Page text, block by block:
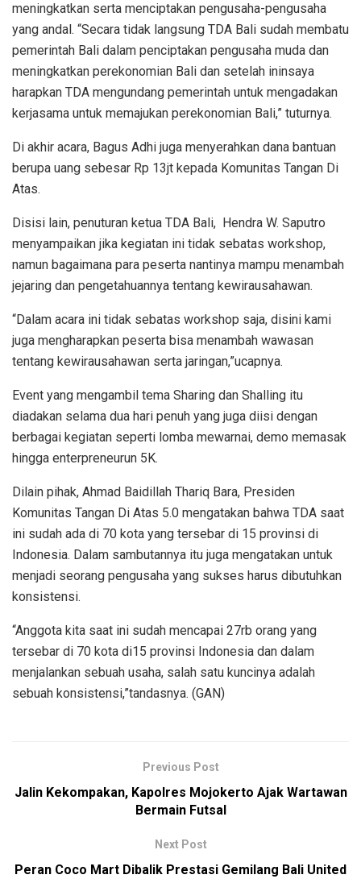
meningkatkan serta menciptakan pengusaha-pengusaha
yang andal. “Secara tidak langsung TDA Bali sudah membatu
pemerintah Bali dalam penciptakan pengusaha muda dan
meningkatkan perekonomian Bali dan setelah ininsaya
harapkan TDA mengundang pemerintah untuk mengadakan
kerjasama untuk memajukan perekonomian Bali,” tuturnya.
Di akhir acara, Bagus Adhi juga menyerahkan dana bantuan
berupa uang sebesar Rp 13jt kepada Komunitas Tangan Di
Atas.
Disisi lain, penuturan ketua TDA Bali, Hendra W. Saputro
menyampaikan jika kegiatan ini tidak sebatas workshop,
namun bagaimana para peserta nantinya mampu menambah
jejaring dan pengetahuannya tentang kewirausahawan.
“Dalam acara ini tidak sebatas workshop saja, disini kami
juga mengharapkan peserta bisa menambah wawasan
tentang kewirausahawan serta jaringan,”ucapnya.
Event yang mengambil tema Sharing dan Shalling itu
diadakan selama dua hari penuh yang juga diisi dengan
berbagai kegiatan seperti lomba mewarnai, demo memasak
hingga enterpreneurun 5K.
Dilain pihak, Ahmad Baidillah Thariq Bara, Presiden
Komunitas Tangan Di Atas 5.0 mengatakan bahwa TDA saat
ini sudah ada di 70 kota yang tersebar di 15 provinsi di
Indonesia. Dalam sambutannya itu juga mengatakan untuk
menjadi seorang pengusaha yang sukses harus dibutuhkan
konsistensi.
“Anggota kita saat ini sudah mencapai 27rb orang yang
tersebar di 70 kota di15 provinsi Indonesia dan dalam
menjalankan sebuah usaha, salah satu kuncinya adalah
sebuah konsistensi,”tandasnya. (GAN)
Previous Post
Jalin Kekompakan, Kapolres Mojokerto Ajak Wartawan
Bermain Futsal
Next Post
Peran Coco Mart Dibalik Prestasi Gemilang Bali United